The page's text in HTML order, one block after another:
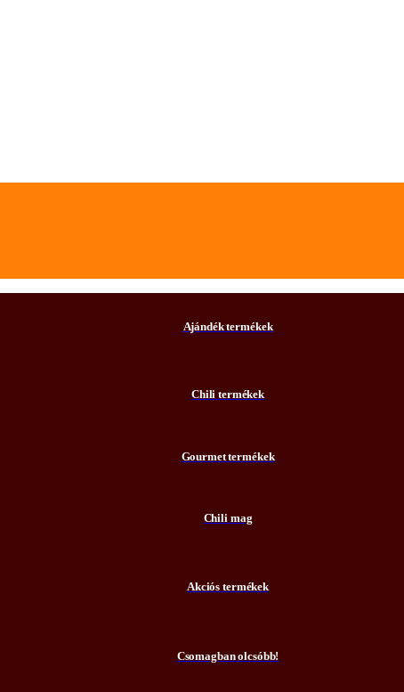
Ajándék termékek
Chili termékek
Gourmet termékek
Chili mag
Akciós termékek
Csomagban olcsóbb!